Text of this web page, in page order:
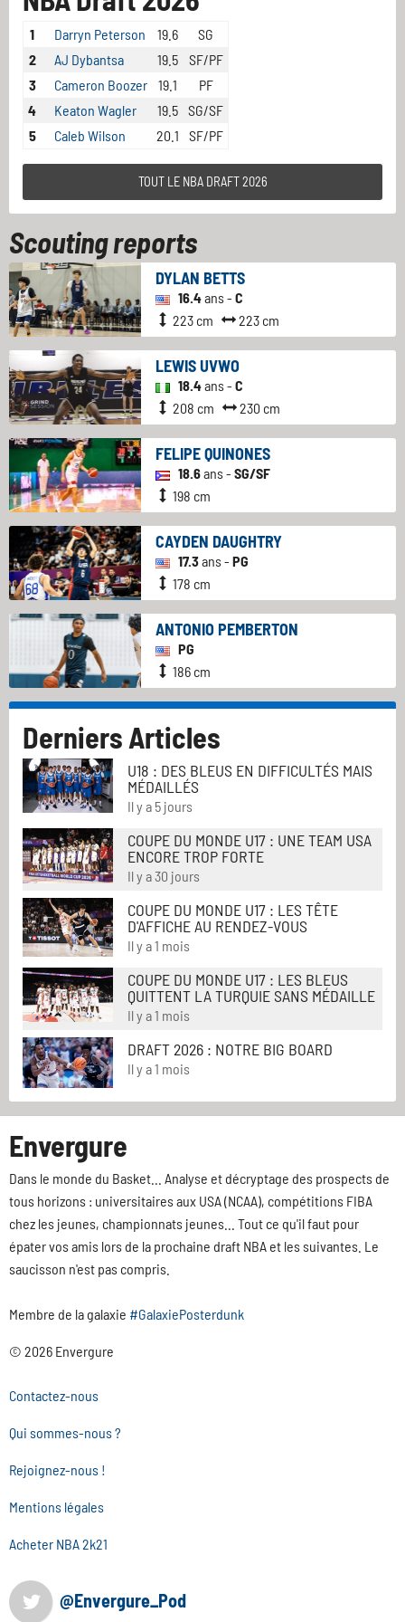
1 Darryn Peterson 19.6
SG
2
AJ Dybantsa 19.5
SF/PF
3
Cameron Boozer 19.1
PF
4
Keaton Wagler 19.5 SG/SF
5
Caleb Wilson 20.1 SF/PF
TOUT LE NBA DRAFT 2026
Scouting reports
DYLAN BETTS
16.4ans - C
223 cm
223 cm
LEWIS UVWO
18.4ans - C
208 cm
230 cm
FELIPE QUINONES
18.6ans - SG/SF
198 cm
CAYDEN DAUGHTRY
17.3ans - PG
178 cm
ANTONIO PEMBERTON
PG
186 cm
Derniers Articles
U18 : DES BLEUS EN DIFFICULTÉS MAIS
MÉDAILLÉS
Il y a 5 jours
COUPE DU MONDE U17 : UNE TEAM USA
ENCORE TROP FORTE
Il y a 30 jours
COUPE DU MONDE U17 : LES TÊTE
D'AFFICHE AU RENDEZ-VOUS
Il y a 1 mois
COUPE DU MONDE U17 : LES BLEUS
QUITTENT LA TURQUIE SANS MÉDAILLE
Il y a 1 mois
DRAFT 2026 : NOTRE BIG BOARD
Il y a 1 mois
Envergure
Dans le monde du Basket... Analyse et décryptage des prospects de
tous horizons : universitaires aux USA (NCAA), compétitions FIBA
chez les jeunes, championnats jeunes... Tout ce qu'il faut pour
épater vos amis lors de la prochaine draft NBA et les suivantes. Le
saucisson n'est pas compris.
Membre de la galaxie #GalaxiePosterdunk
© 2026 Envergure
Contactez-nous
Qui sommes-nous ?
Rejoignez-nous !
Mentions légales
Acheter NBA 2k21
@Envergure_Pod